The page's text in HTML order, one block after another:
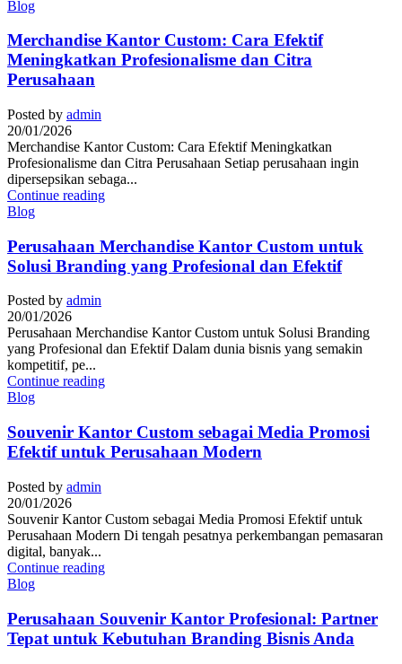
Blog
Merchandise Kantor Custom: Cara Efektif
Meningkatkan Profesionalisme dan Citra
Perusahaan
Posted by admin
20/01/2026
Merchandise Kantor Custom: Cara Efektif Meningkatkan
Profesionalisme dan Citra Perusahaan Setiap perusahaan ingin
dipersepsikan sebaga...
Continue reading
Blog
Perusahaan Merchandise Kantor Custom untuk
Solusi Branding yang Profesional dan Efektif
Posted by admin
20/01/2026
Perusahaan Merchandise Kantor Custom untuk Solusi Branding
yang Profesional dan Efektif Dalam dunia bisnis yang semakin
kompetitif, pe...
Continue reading
Blog
Souvenir Kantor Custom sebagai Media Promosi
Efektif untuk Perusahaan Modern
Posted by admin
20/01/2026
Souvenir Kantor Custom sebagai Media Promosi Efektif untuk
Perusahaan Modern Di tengah pesatnya perkembangan pemasaran
digital, banyak...
Continue reading
Blog
Perusahaan Souvenir Kantor Profesional: Partner
Tepat untuk Kebutuhan Branding Bisnis Anda